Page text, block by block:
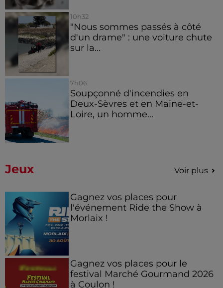
10h32
"Nous sommes passés à côté
d'un drame" : une voiture chute
sur la...
7h06
Soupçonné d'incendies en
Deux-Sèvres et en Maine-et-
Loire, un homme...
Jeux Voir plus
Gagnez vos places pour
l'événement Ride the Show à
Morlaix !
Gagnez vos places pour le
festival Marché Gourmand 2026
à Coulon !